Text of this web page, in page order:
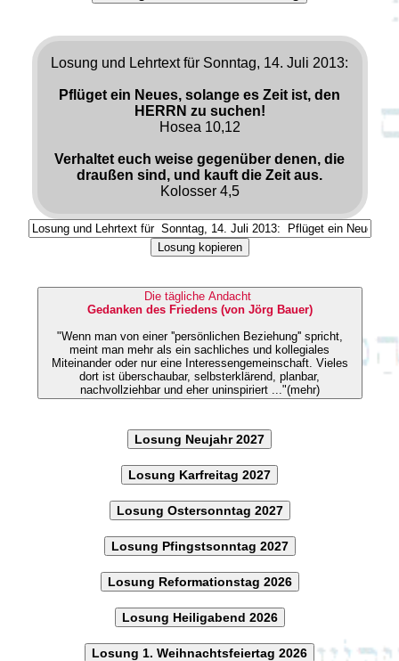
Losung und Lehrtext für Sonntag, 14. Juli 2013:
Pflüget ein Neues, solange es Zeit ist, den
HERRN zu suchen!
Hosea 10,12
Verhaltet euch weise gegenüber denen, die
draußen sind, und kauft die Zeit aus.
Kolosser 4,5
Losung kopieren
Die tägliche Andacht
Gedanken des Friedens (von Jörg Bauer)
"Wenn man von einer ''persönlichen Beziehung'' spricht,
meint man mehr als ein sachliches und kollegiales
Miteinander oder nur eine Interessengemeinschaft. Vieles
dort ist überschaubar, selbsterklärend, planbar,
nachvollziehbar und eher uninspiriert ..."(mehr)
Losung Neujahr 2027
Losung Karfreitag 2027
Losung Ostersonntag 2027
Losung Pfingstsonntag 2027
Losung Reformationstag 2026
Losung Heiligabend 2026
Losung 1. Weihnachtsfeiertag 2026